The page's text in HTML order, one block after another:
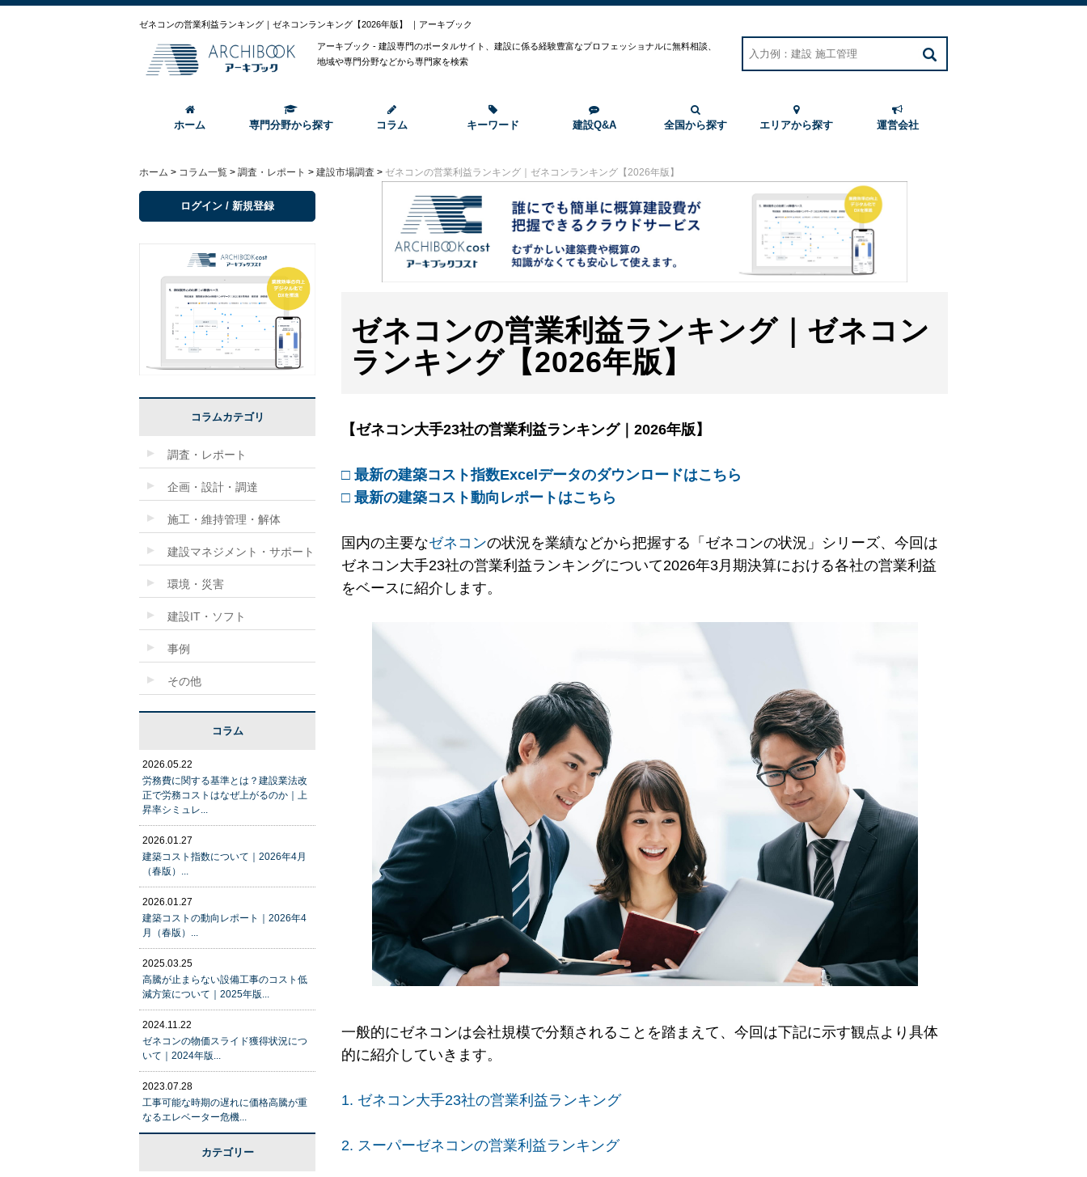
ゼネコンの営業利益ランキング｜ゼネコンランキング【2026年版】 ｜アーキブック
アーキブック - 建設専門のポータルサイト、建設に係る経験豊富なプロフェッショナルに無料相談、
地域や専門分野などから専門家を検索
ホーム 専門分野から探す コラム キーワード 建設Q&A 全国から探す エリアから探す 運営会社
ホーム > コラム一覧 > 調査・レポート > 建設市場調査 > ゼネコンの営業利益ランキング｜ゼネコンランキング【2026年版】
ゼネコンの営業利益ランキング｜ゼネコン
ランキング【2026年版】
【ゼネコン大手23社の営業利益ランキング｜2026年版】
□ 最新の建築コスト指数Excelデータのダウンロードはこちら
□ 最新の建築コスト動向レポートはこちら
国内の主要なゼネコンの状況を業績などから把握する「ゼネコンの状況」シリーズ、今回は
ゼネコン大手23社の営業利益ランキングについて2026年3月期決算における各社の営業利益
をベースに紹介します。
一般的にゼネコンは会社規模で分類されることを踏まえて、今回は下記に示す観点より具体
的に紹介していきます。
1. ゼネコン大手23社の営業利益ランキング
2. スーパーゼネコンの営業利益ランキング
ログイン / 新規登録
コラムカテゴリ
調査・レポート
企画・設計・調達
施工・維持管理・解体
建設マネジメント・サポート
環境・災害
建設IT・ソフト
事例
その他
コラム
2026.05.22
労務費に関する基準とは？建設業法改
正で労務コストはなぜ上がるのか｜上
昇率シミュレ...
2026.01.27
建築コスト指数について｜2026年4月
（春版）...
2026.01.27
建築コストの動向レポート｜2026年4
月（春版）...
2025.03.25
高騰が止まらない設備工事のコスト低
減方策について｜2025年版...
2024.11.22
ゼネコンの物価スライド獲得状況につ
いて｜2024年版...
2023.07.28
工事可能な時期の遅れに価格高騰が重
なるエレベーター危機...
カテゴリー